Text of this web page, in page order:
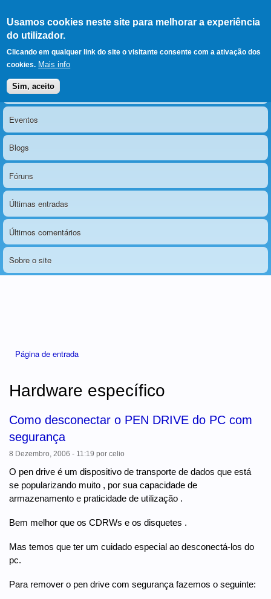
Usamos cookies neste site para melhorar a experiência
do utilizador.
Clicando em qualquer link do site o visitante consente com a ativação dos
cookies. Mais info
Sim, aceito
LERPARAVER , ir para a
página principal
O portal da visão diferente
Menu principal
Notícias
Eventos
Blogs
Fóruns
Últimas entradas
Últimos comentários
Sobre o site
Página de entrada
Hardware específico
Como desconectar o PEN DRIVE do PC com
segurança
8 Dezembro, 2006 - 11:19 por celio
O pen drive é um dispositivo de transporte de dados que está
se popularizando muito , por sua capacidade de
armazenamento e praticidade de utilização .
Bem melhor que os CDRWs e os disquetes .
Mas temos que ter um cuidado especial ao desconectá-los do
pc.
Para remover o pen drive com segurança fazemos o seguinte: